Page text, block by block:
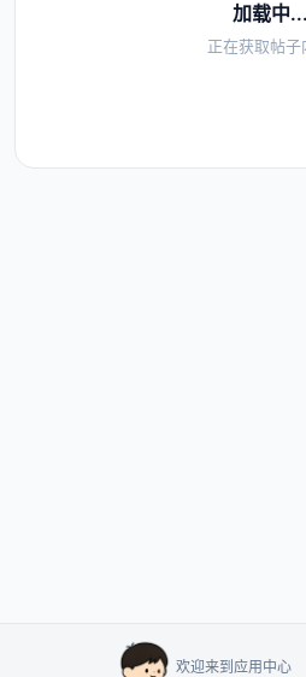
加载中...
正在获取帖子
欢迎来到应用中心